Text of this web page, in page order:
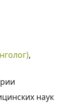
,
наук